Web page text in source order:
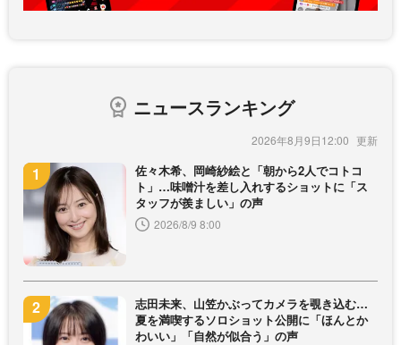
ニュースランキング
2026年8月9日12:00
佐々木希、岡崎紗絵と「朝から2人でコトコ
ト」…味噌汁を差し入れするショットに「ス
タッフが羨ましい」の声
2026/8/9 8:00
志田未来、山笠かぶってカメラを覗き込む…
夏を満喫するソロショット公開に「ほんとか
わいい」「自然が似合う」の声